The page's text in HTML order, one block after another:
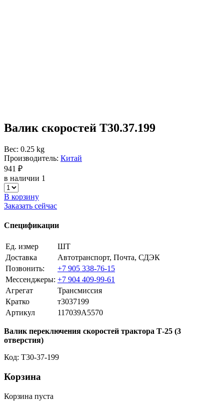
Валик скоростей Т30.37.199
Вес: 0.25 kg
Производитель: Китай
941 ₽
в наличии 1
В корзину
Заказать сейчас
Спецификации
Ед. измер
ШТ
Доставка
Автотранспорт, Почта, СДЭК
Позвонить:
+7 905 338-76-15
Мессенджеры: +7 904 409-99-61
Агрегат
Трансмиссия
Кратко
т3037199
Артикул
117039A5570
Валик переключения скоростей трактора Т-25 (3
отверстия)
Код: T30-37-199
Корзина
Корзина пуста